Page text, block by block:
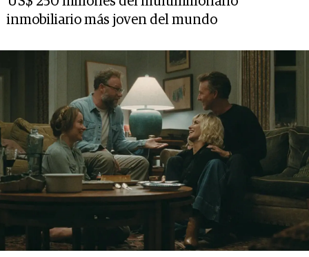
inmobiliario más joven del mundo